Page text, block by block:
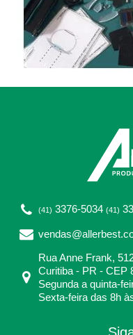
(41) 3376-5034 (41)
Rua Anne Frank,
Curitiba - PR - CEP
Segunda a quinta-
Sexta-feira das 8h